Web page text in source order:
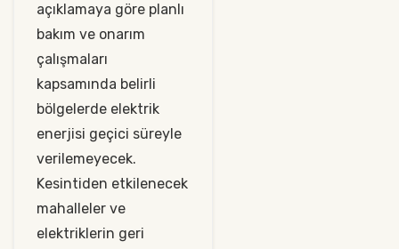
açıklamaya göre planlı
bakım ve onarım
çalışmaları
kapsamında belirli
bölgelerde elektrik
enerjisi geçici süreyle
verilemeyecek.
Kesintiden etkilenecek
mahalleler ve
elektriklerin geri